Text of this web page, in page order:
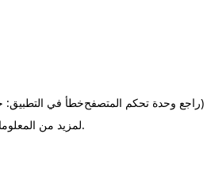
خطأ في التطبيق:(راجع وحدة تحكم المتصفح
لمزيد من.